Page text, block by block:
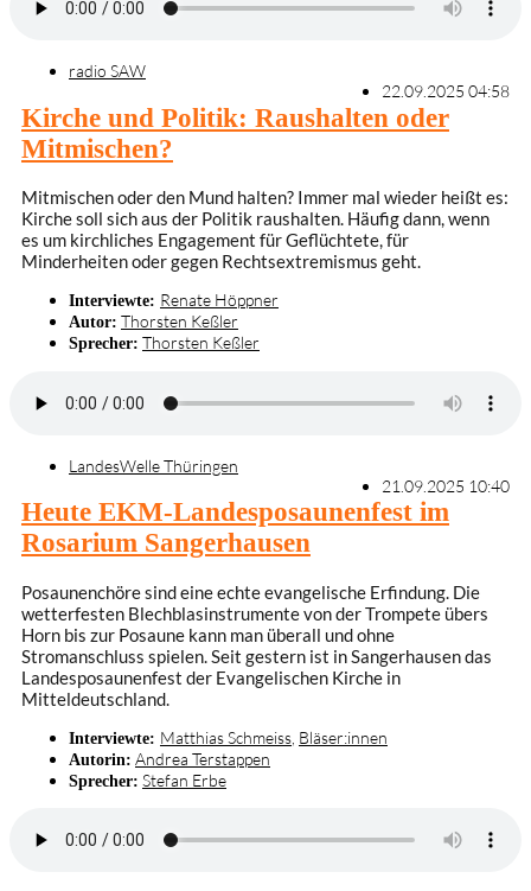
radio SAW
22.09.2025 04:58
Kirche und Politik: Raushalten oder
Mitmischen?
Mitmischen oder den Mund halten? Immer mal wieder heißt es:
Kirche soll sich aus der Politik raushalten. Häufig dann, wenn
es um kirchliches Engagement für Geflüchtete, für
Minderheiten oder gegen Rechtsextremismus geht.
Interviewte: Renate Höppner
Autor: Thorsten Keßler
Sprecher: Thorsten Keßler
LandesWelle Thüringen
21.09.2025 10:40
Heute EKM-Landesposaunenfest im
Rosarium Sangerhausen
Posaunenchöre sind eine echte evangelische Erfindung. Die
wetterfesten Blechblasinstrumente von der Trompete übers
Horn bis zur Posaune kann man überall und ohne
Stromanschluss spielen. Seit gestern ist in Sangerhausen das
Landesposaunenfest der Evangelischen Kirche in
Mitteldeutschland.
Interviewte: Matthias Schmeiss Bläser:innen
Autorin: Andrea Terstappen
Sprecher: Stefan Erbe